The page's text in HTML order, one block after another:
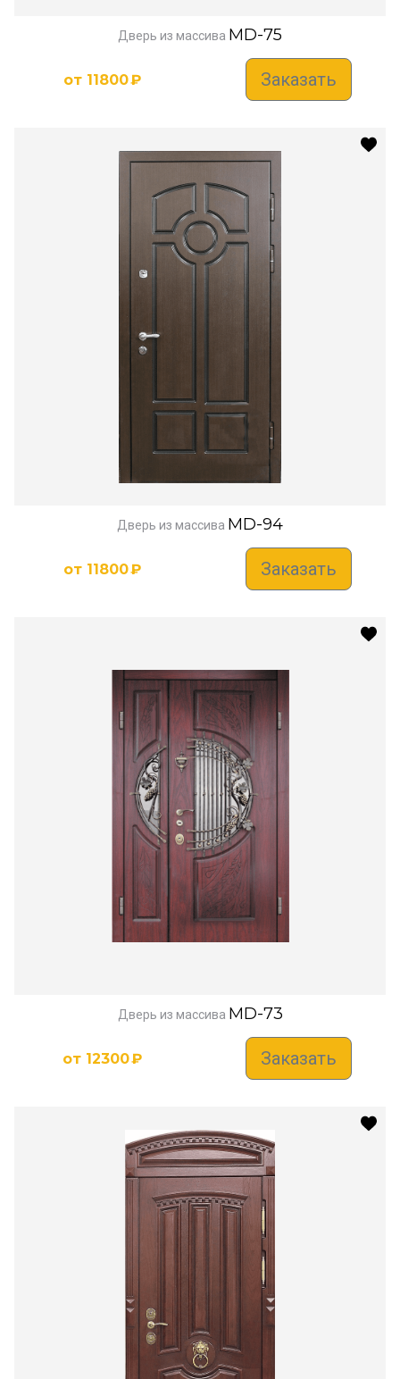
Дверь из массива MD-75
от 11800₽ Заказать
Дверь из массива MD-94
от 11800₽ Заказать
Дверь из массива MD-73
от 12300₽ Заказать